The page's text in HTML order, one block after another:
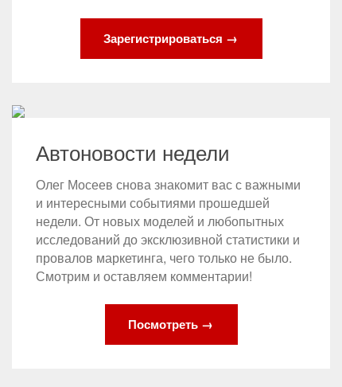
Зарегистрироваться →
Автоновости недели
Олег Мосеев снова знакомит вас с важными
и интересными событиями прошедшей
недели. От новых моделей и любопытных
исследований до эксклюзивной статистики и
провалов маркетинга, чего только не было.
Смотрим и оставляем комментарии!
Посмотреть →